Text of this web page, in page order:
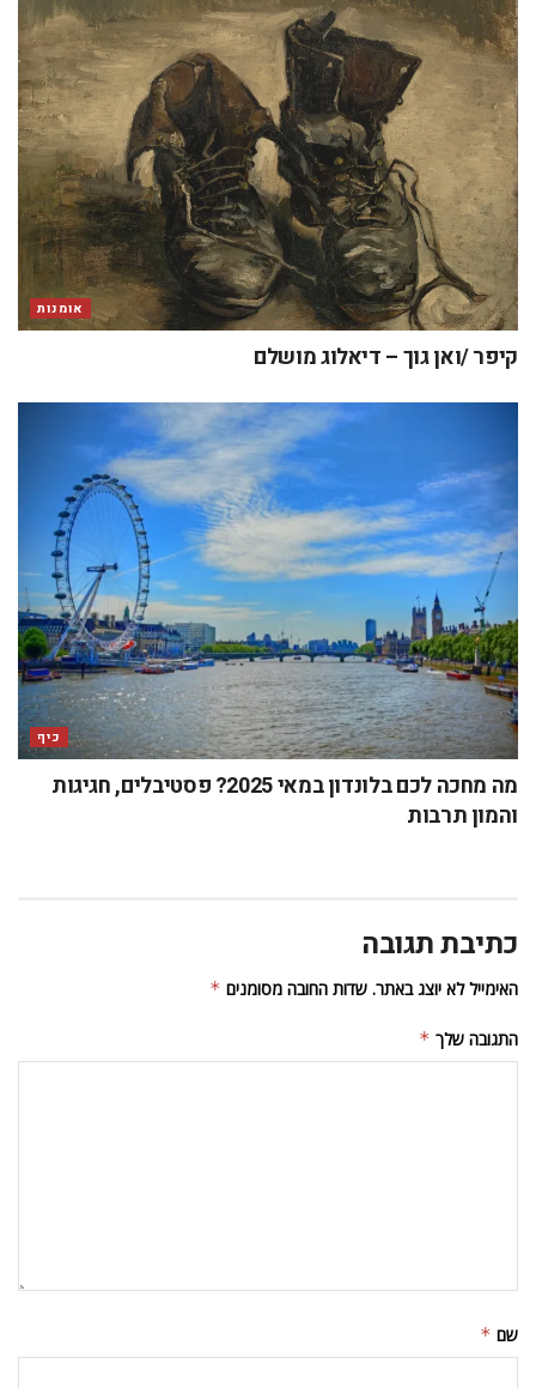
אומנות
קיפר /ואן גוך – דיאלוג מושלם
כיף
מה מחכה לכם בלונדון במאי 2025? פסטיבלים, חגיגות
והמון תרבות
כתיבת תגובה
האימייל לא יוצג באתר. שדות החובה מסומנים *
התגובה שלך *
שם *